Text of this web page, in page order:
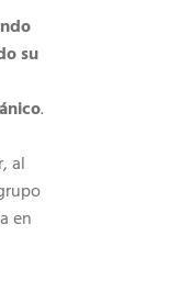
su
.
al
en